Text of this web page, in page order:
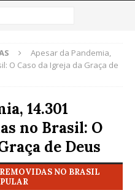
Apesar da Pandemia,
O Caso da Igreja da Graça de
14.301
no Brasil: O
de Deus
NO BRASIL